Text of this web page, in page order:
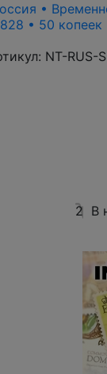
•
• 50
NT-RUS-
2 В